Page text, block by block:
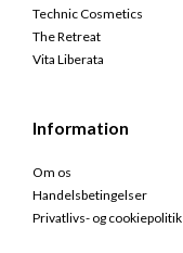
Technic Cosmetics
The Retreat
Vita Liberata
Information
Om os
Handelsbetingelser
Privatlivs- og cookiepolitik